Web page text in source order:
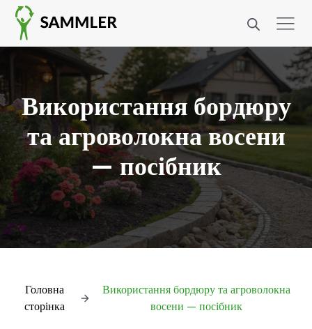
Використання бордюру
та агроволокна восени
— посібник
Головна
сторінка
Використання бордюру та агроволокна
восени — посібник